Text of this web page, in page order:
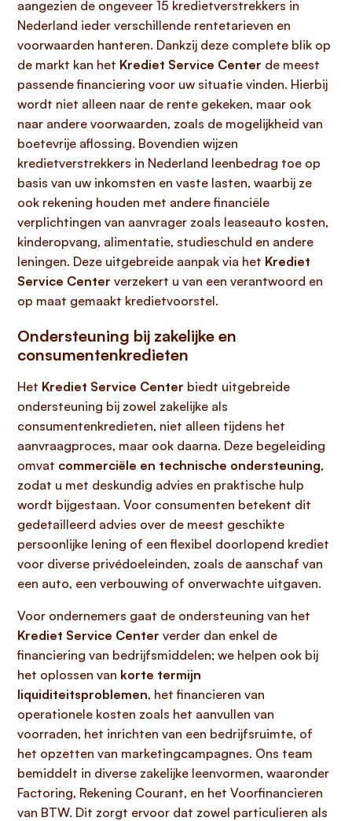
aangezien de ongeveer 15 kredietverstrekkers in
Nederland ieder verschillende rentetarieven en
voorwaarden hanteren. Dankzij deze complete blik op
de markt kan het Krediet Service Center de meest
passende financiering voor uw situatie vinden. Hierbij
wordt niet alleen naar de rente gekeken, maar ook
naar andere voorwaarden, zoals de mogelijkheid van
boetevrije aflossing. Bovendien wijzen
kredietverstrekkers in Nederland leenbedrag toe op
basis van uw inkomsten en vaste lasten, waarbij ze
ook rekening houden met andere financiële
verplichtingen van aanvrager zoals leaseauto kosten,
kinderopvang, alimentatie, studieschuld en andere
leningen. Deze uitgebreide aanpak via het Krediet
Service Center verzekert u van een verantwoord en
op maat gemaakt kredietvoorstel.
Ondersteuning bij zakelijke en
consumentenkredieten
Het Krediet Service Center biedt uitgebreide
ondersteuning bij zowel zakelijke als
consumentenkredieten, niet alleen tijdens het
aanvraagproces, maar ook daarna. Deze begeleiding
omvat commerciële en technische ondersteuning,
zodat u met deskundig advies en praktische hulp
wordt bijgestaan. Voor consumenten betekent dit
gedetailleerd advies over de meest geschikte
persoonlijke lening of een flexibel doorlopend krediet
voor diverse privédoeleinden, zoals de aanschaf van
een auto, een verbouwing of onverwachte uitgaven.
Voor ondernemers gaat de ondersteuning van het
Krediet Service Center verder dan enkel de
financiering van bedrijfsmiddelen; we helpen ook bij
het oplossen van korte termijn
liquiditeitsproblemen, het financieren van
operationele kosten zoals het aanvullen van
voorraden, het inrichten van een bedrijfsruimte, of
het opzetten van marketingcampagnes. Ons team
bemiddelt in diverse zakelijke leenvormen, waaronder
Factoring, Rekening Courant, en het Voorfinancieren
van BTW. Dit zorgt ervoor dat zowel particulieren als